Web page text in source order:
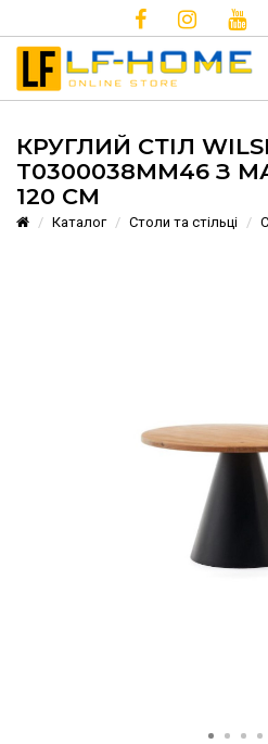
КРУГЛИЙ СТІЛ
T0300038MM46 З
120 СМ
Каталог Столи та стільці